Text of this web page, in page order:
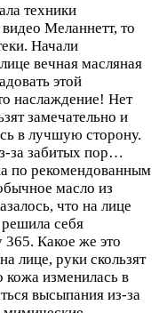
техники
Меланнетт, то
Начали
вечная масляная
этой
наслаждение! Нет
замечательно и
в лучшую сторону.
за забитых пор…
по рекомендованным
масло из
что на лице
себя
365. Какое же это
лице, руки скользят
кожа изменилась в
высыпания из-за